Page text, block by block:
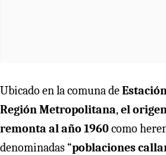
Ubicado en la comuna de
Región Metropolitana,el
remonta al año 1960como
denominadas “poblaciones